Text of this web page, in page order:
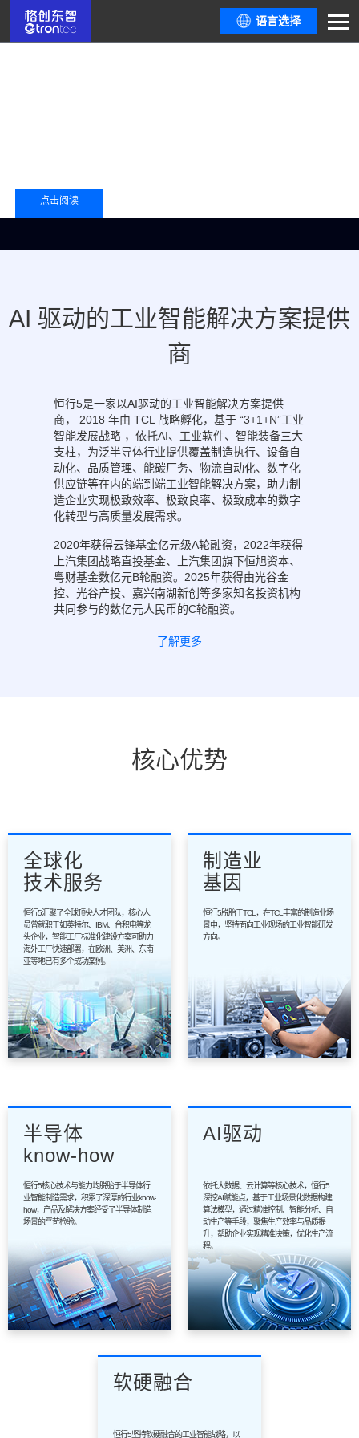
语言选择
点击阅读
AI 驱动的工业智能解决方案提供
商
恒行5是一家以AI驱动的工业智能解决方案提供
商， 2018 年由 TCL 战略孵化，基于 “3+1+N”工业
智能发展战略 ，依托AI、工业软件、智能装备三大
支柱，为泛半导体行业提供覆盖制造执行、设备自
动化、品质管理、能碳厂务、物流自动化、数字化
供应链等在内的端到端工业智能解决方案，助力制
造企业实现极致效率、极致良率、极致成本的数字
化转型与高质量发展需求。
2020年获得云锋基金亿元级A轮融资，2022年获得
上汽集团战略直投基金、上汽集团旗下恒旭资本、
粤财基金数亿元B轮融资。2025年获得由光谷金
控、光谷产投、嘉兴南湖新创等多家知名投资机构
共同参与的数亿元人民币的C轮融资。
了解更多
核心优势
全球化
技术服务
恒行5汇聚了全球顶尖人才团队，核心人
员曾就职于如英特尔、IBM、台积电等龙
头企业，智能工厂标准化建设方案可助力
海外工厂快速部署，在欧洲、美洲、东南
亚等地已有多个成功案例。
制造业
基因
恒行5脱胎于TCL，在TCL丰富的制造业场
景中，坚持面向工业现场的工业智能研发
方向。
半导体
know-how
恒行5核心技术与能力均脱胎于半导体行
业智能制造需求，积累了深厚的行业know-
how，产品及解决方案经受了半导体制造
场景的严苛检验。
AI驱动
依托大数据、云计算等核心技术，恒行5
深挖AI赋能点，基于工业场景化数据构建
算法模型，通过精准控制、智能分析、自
动生产等手段，聚焦生产效率与品质提
升，帮助企业实现精准决策，优化生产流
程。
软硬融合
恒行5坚持软硬融合的工业智能战略，以